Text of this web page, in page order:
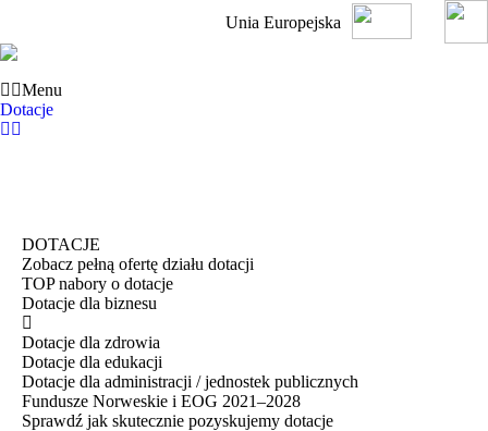
Unia Europejska
Menu
Dotacje
DOTACJE
Zobacz pełną ofertę działu dotacji
TOP nabory o dotacje
Dotacje dla biznesu
Dotacje dla zdrowia
Dotacje dla edukacji
Dotacje dla administracji / jednostek publicznych
Fundusze Norweskie i EOG 2021–2028
Sprawdź jak skutecznie pozyskujemy dotacje